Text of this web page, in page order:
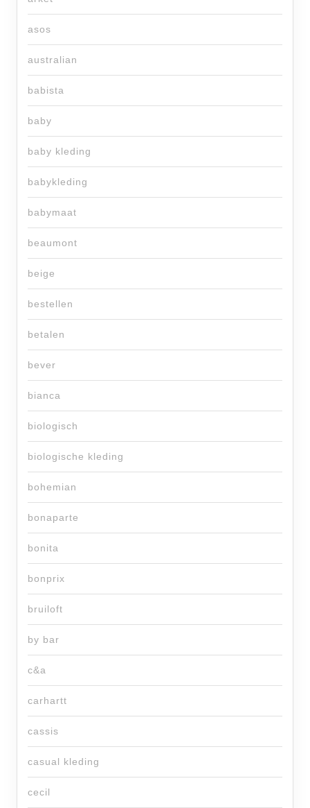
asos
australian
babista
baby
baby kleding
babykleding
babymaat
beaumont
beige
bestellen
betalen
bever
bianca
biologisch
biologische kleding
bohemian
bonaparte
bonita
bonprix
bruiloft
by bar
c&a
carhartt
cassis
casual kleding
cecil